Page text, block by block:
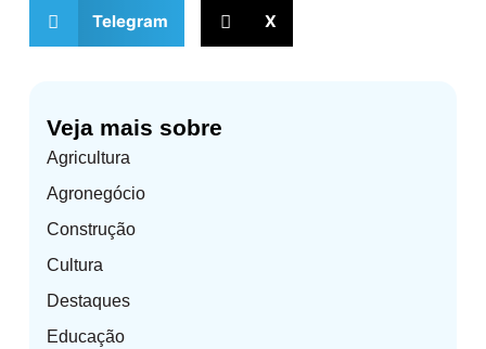
Veja mais sobre
Agricultura
Agronegócio
Construção
Cultura
Destaques
Educação
Telegram X